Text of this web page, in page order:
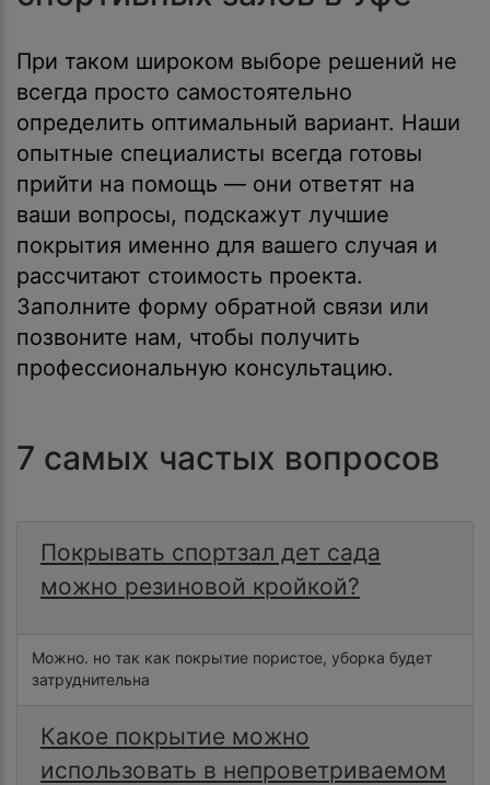
При таком широком выборе решений не
всегда просто самостоятельно
определить оптимальный вариант. Наши
опытные специалисты всегда готовы
прийти на помощь — они ответят на
ваши вопросы, подскажут лучшие
покрытия именно для вашего случая и
рассчитают стоимость проекта.
Заполните форму обратной связи или
позвоните нам, чтобы получить
профессиональную консультацию.
7 самых частых вопросов
Покрывать спортзал дет сада
можно резиновой кройкой?
Можно. но так как покрытие пористое, уборка будет
затруднительна
Какое покрытие можно
использовать в непроветриваемом